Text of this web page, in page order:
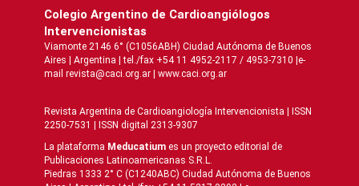
Colegio Argentino de Cardioangiólogos
Intervencionistas
Viamonte 2146 6° (C1056ABH) Ciudad Autónoma de Buenos
Aires | Argentina | tel./fax +54 11 4952-2117 / 4953-7310 |e-
mail revista@caci.org.ar | www.caci.org.ar
Revista Argentina de Cardioangiologí­a Intervencionista | ISSN
2250-7531 | ISSN digital 2313-9307
La plataforma Meducatium es un proyecto editorial de
Publicaciones Latinoamericanas S.R.L.
Piedras 1333 2° C (C1240ABC) Ciudad Autónoma de Buenos